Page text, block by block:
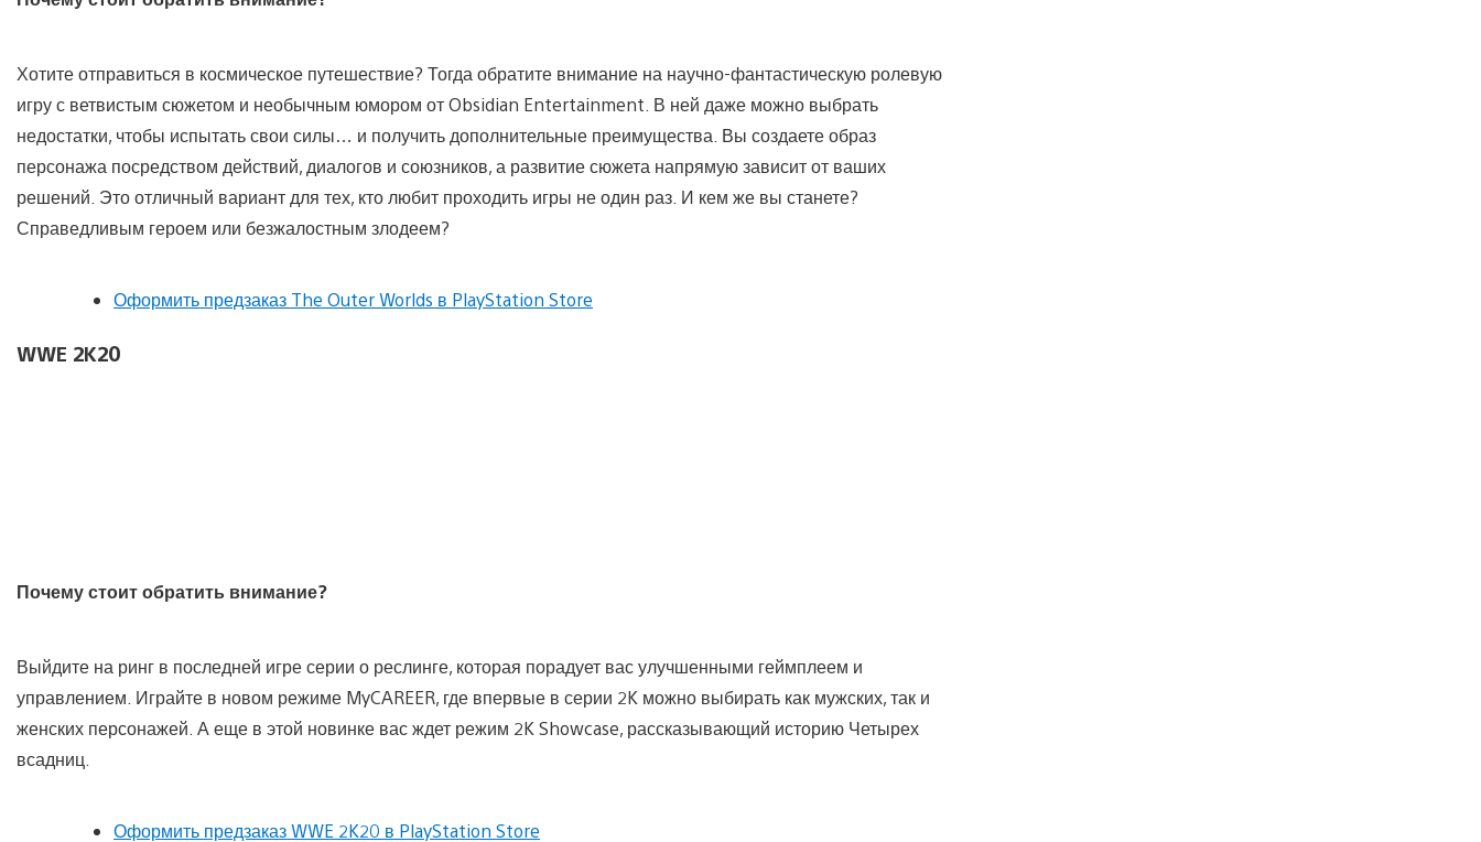
Хотите отправиться в космическое путешествие? Тогда обратите внимание на научно-фантастическую ролевую
игру с ветвистым сюжетом и необычным юмором от Obsidian Entertainment. В ней даже можно выбрать
недостатки, чтобы испытать свои силы… и получить дополнительные преимущества. Вы создаете образ
персонажа посредством действий, диалогов и союзников, а развитие сюжета напрямую зависит от ваших
решений. Это отличный вариант для тех, кто любит проходить игры не один раз. И кем же вы станете?
Справедливым героем или безжалостным злодеем?
Оформить предзаказ The Outer Worlds в PlayStation Store
WWE 2K20
Почему стоит обратить внимание?
Выйдите на ринг в последней игре серии о реслинге, которая порадует вас улучшенными геймплеем и
управлением. Играйте в новом режиме MyCAREER, где впервые в серии 2K можно выбирать как мужских, так и
женских персонажей. А еще в этой новинке вас ждет режим 2K Showcase, рассказывающий историю Четырех
всадниц.
Оформить предзаказ WWE 2K20 в PlayStation Store